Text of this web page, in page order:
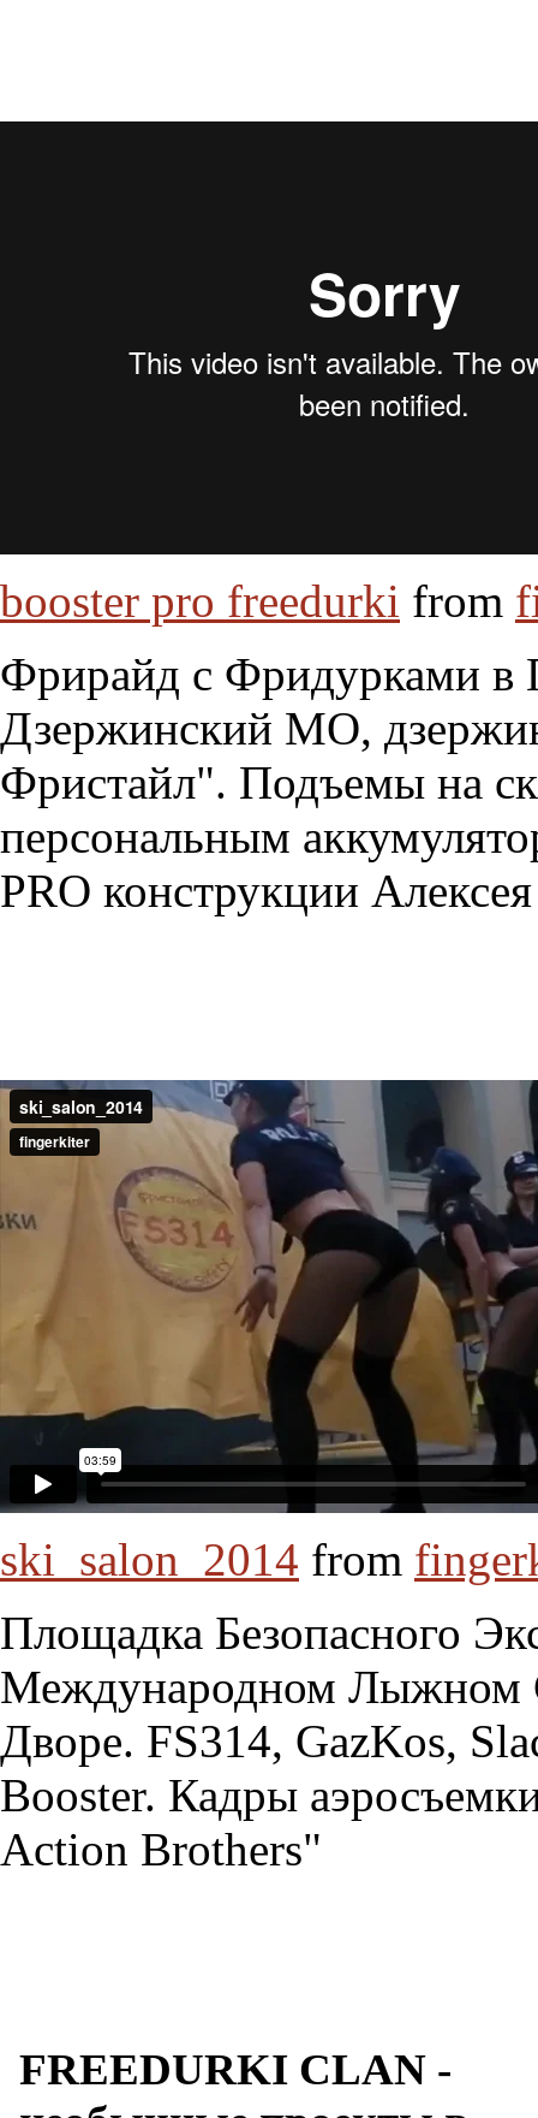
booster pro freedurki from
Фрирайд с Фридурками в
Дзержинский МО,
Фристайл". Подъемы на
персональным
PRO конструкции
ski_salon_2014 from
Площадка Безопасного
Международном Лыжном
Дворе. FS314, GazKos,
Booster. Кадры
Action Brothers"
FREEDURKI CLAN -